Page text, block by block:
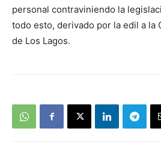
personal contraviniendo la
todo esto, derivado por la edil a la
de Los Lagos.